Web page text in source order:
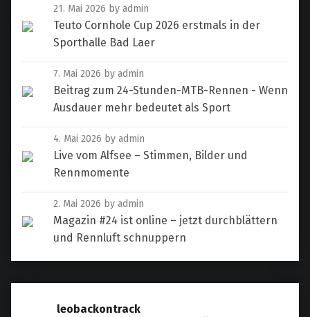
21. Mai 2026 by admin
Teuto Cornhole Cup 2026 erstmals in der
Sporthalle Bad Laer
7. Mai 2026 by admin
Beitrag zum 24-Stunden-MTB-Rennen - Wenn
Ausdauer mehr bedeutet als Sport
4. Mai 2026 by admin
Live vom Alfsee – Stimmen, Bilder und
Rennmomente
2. Mai 2026 by admin
Magazin #24 ist online – jetzt durchblättern
und Rennluft schnuppern
leobackontrack